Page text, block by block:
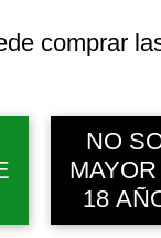
comprar
NO
18
11 ago, 10:00 a. m.